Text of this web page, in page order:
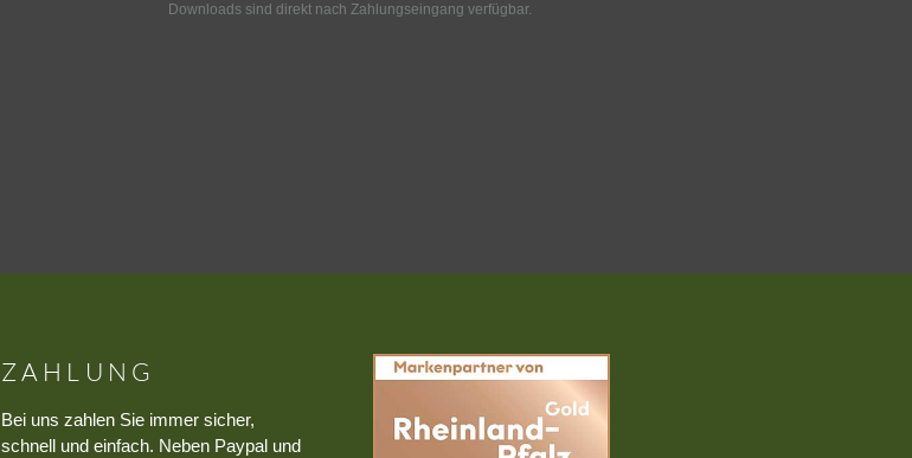
Downloads sind direkt nach Zahlungseingang verfügbar.
ZAHLUNG
Bei uns zahlen Sie immer sicher,
schnell und einfach. Neben Paypal und